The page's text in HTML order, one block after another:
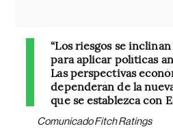
“Los riesgos se
para aplicar políticas
Las perspectivas
dependerán de la
que se establezca con
Comunicado Fitch Ratings